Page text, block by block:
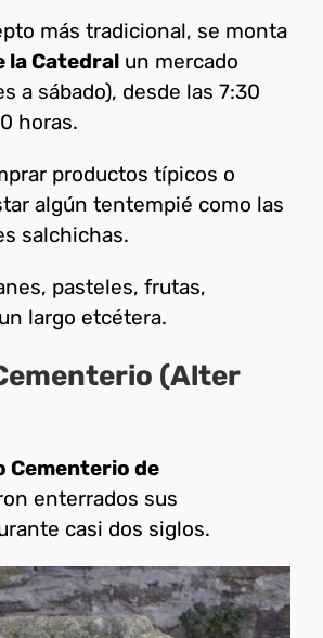
más tradicional, se monta
la Catedral un mercado
a sábado), desde las 7:30
horas.
productos típicos o
algún tentempié como las
salchichas.
pasteles, frutas,
largo etcétera.
(Alter
Cementerio de
enterrados sus
casi dos siglos.